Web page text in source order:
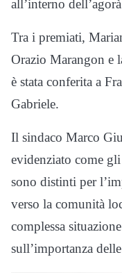
all’interno
Tra i premiati,
Orazio Marangon e
è stata conferita a
Gabriele.
Il sindaco Marco
evidenziato come
sono distinti per
verso la comunità
complessa
sull’importanza